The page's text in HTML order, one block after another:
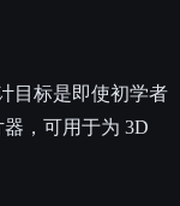
目标是即使初学者
，可用于为 3D